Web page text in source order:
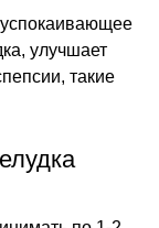
успокаивающее
улучшает
такие